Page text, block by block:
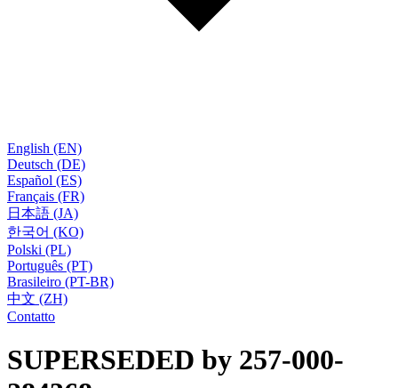
English (EN)
Deutsch (DE)
Español (ES)
Français (FR)
日本語 (JA)
한국어 (KO)
Polski (PL)
Português (PT)
Brasileiro (PT-BR)
中文 (ZH)
Contatto
SUPERSEDED by 257-000-